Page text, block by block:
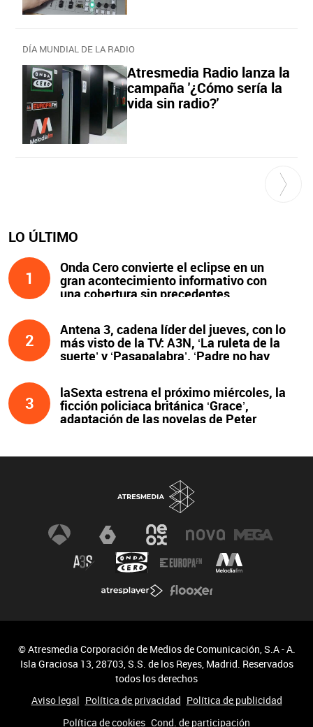
DÍA MUNDIAL DE LA RADIO
Atresmedia Radio lanza la
campaña '¿Cómo sería la
vida sin radio?'
LO ÚLTIMO
1
Onda Cero convierte el eclipse en un
gran acontecimiento informativo con
una cobertura sin precedentes
2
Antena 3, cadena líder del jueves, con lo
más visto de la TV: A3N, ‘La ruleta de la
suerte’ y ‘Pasapalabra’. ‘Padre no hay
3
laSexta estrena el próximo miércoles, la
ficción policiaca británica ‘Grace’,
adaptación de las novelas de Peter
© Atresmedia Corporación de Medios de Comunicación, S.A - A.
Isla Graciosa 13, 28703, S.S. de los Reyes, Madrid. Reservados
todos los derechos
Aviso legal Política de privacidad Política de publicidad
Política de cookies Cond. de participación